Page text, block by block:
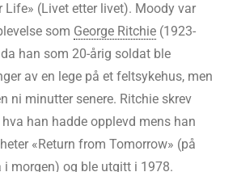
Life» (Livet etter livet). Moody var
som George Ritchie (1923-
han som 20-årig soldat ble
av en lege på et feltsykehus, men
ni minutter senere. Ritchie skrev
han hadde opplevd mens han
«Return from Tomorrow» (på
morgen) og ble utgitt i 1978.